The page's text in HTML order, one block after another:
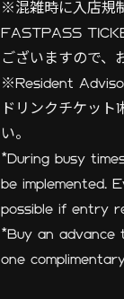
※混雑時に入店規
FASTPASS
ございますので、
※Resident
ドリンクチケット
い。
*During busy
be implemented.
possible if entry
*Buy an advance
one